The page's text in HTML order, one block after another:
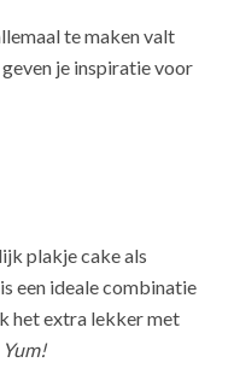
te maken valt
je inspiratie voor
plakje cake als
een ideale combinatie
het extra lekker met
Yum!